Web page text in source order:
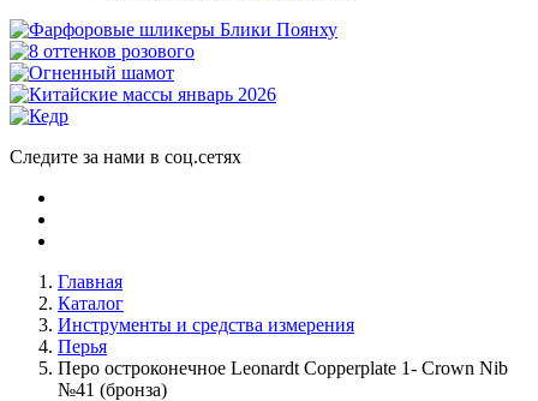
Следите за нами в соц.сетях
Главная
Каталог
Инструменты и средства измерения
Перья
Перо остроконечное Leonardt Copperplate 1- Crown Nib
№41 (бронза)